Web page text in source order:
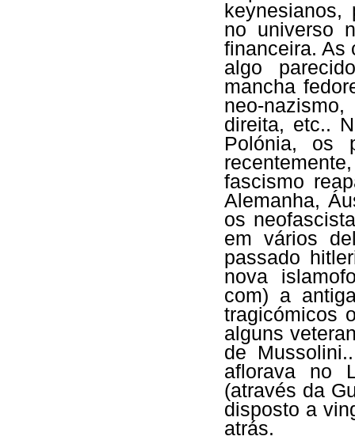
keynesianos,
no universo
financeira. As
algo
mancha
neo-
direita, etc..
Polónia, os
fascismo
Alemanha,
os
em vários
passado
nova
com) a
tragicómicos
alguns
de
aflorava no
(através da
disposto a
atrás.